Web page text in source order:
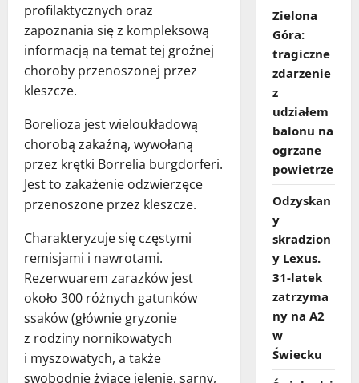
profilaktycznych oraz
zapoznania się z kompleksową
informacją na temat tej groźnej
choroby przenoszonej przez
kleszcze.
Borelioza jest wieloukładową
chorobą zakaźną, wywołaną
przez krętki Borrelia burgdorferi.
Jest to zakażenie odzwierzęce
przenoszone przez kleszcze.
Charakteryzuje się częstymi
remisjami i nawrotami.
Rezerwuarem zarazków jest
około 300 różnych gatunków
ssaków (głównie gryzonie
z rodziny nornikowatych
i myszowatych, a także
swobodnie żyjące jelenie, sarny,
Zielona
Góra:
tragiczne
zdarzenie
z
udziałem
balonu na
ogrzane
powietrze
Odzyskan
y
skradzion
y Lexus.
31‑latek
zatrzyma
ny na A2
w
Świecku